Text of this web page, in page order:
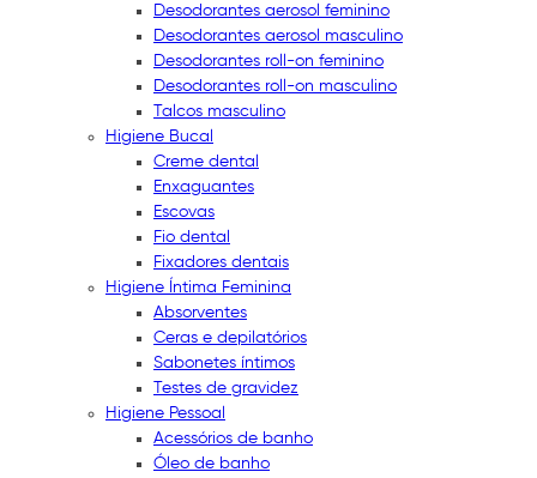
Desodorantes aerosol feminino
Desodorantes aerosol masculino
Desodorantes roll-on feminino
Desodorantes roll-on masculino
Talcos masculino
Higiene Bucal
Creme dental
Enxaguantes
Escovas
Fio dental
Fixadores dentais
Higiene Íntima Feminina
Absorventes
Ceras e depilatórios
Sabonetes íntimos
Testes de gravidez
Higiene Pessoal
Acessórios de banho
Óleo de banho